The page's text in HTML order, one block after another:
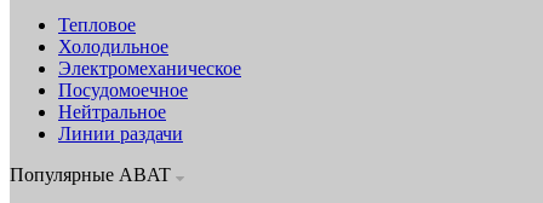
Тепловое
Холодильное
Электромеханическое
Посудомоечное
Нейтральное
Линии раздачи
Популярные ABAT